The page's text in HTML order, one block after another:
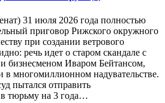
31 июля 2026 года полностью
приговор Рижского окружного
при создании ветрового
речь идет о старом скандале с
бизнесменом Иваром Бейтансом,
в многомиллионном надувательстве.
пытался отправить
тюрьму на 3 года…